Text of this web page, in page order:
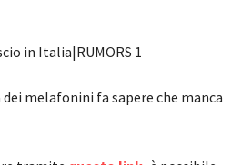
dei melafonini fa sapere che manca